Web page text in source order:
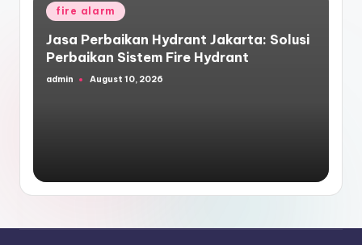
Posted
fire alarm
Jasa Perbaikan Hydrant Jakarta: Solusi
Perbaikan Sistem Fire Hydrant
Posted
admin August 10, 2026